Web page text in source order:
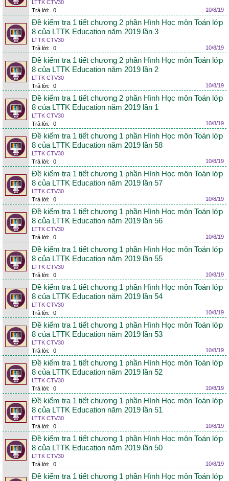
LTTK CTV30
Trả lời:
0 10/8/19
Đề kiểm tra 1 tiết chương 2 phần Hình Học môn Toán lớp
8 của LTTK Education năm 2019 lần 3
LTTK CTV30
Trả lời:
0 10/8/19
Đề kiểm tra 1 tiết chương 2 phần Hình Học môn Toán lớp
8 của LTTK Education năm 2019 lần 2
LTTK CTV30
Trả lời:
0 10/8/19
Đề kiểm tra 1 tiết chương 2 phần Hình Học môn Toán lớp
8 của LTTK Education năm 2019 lần 1
LTTK CTV30
Trả lời:
0 10/8/19
Đề kiểm tra 1 tiết chương 1 phần Hình Học môn Toán lớp
8 của LTTK Education năm 2019 lần 58
LTTK CTV30
Trả lời:
0 10/8/19
Đề kiểm tra 1 tiết chương 1 phần Hình Học môn Toán lớp
8 của LTTK Education năm 2019 lần 57
LTTK CTV30
Trả lời:
0 10/8/19
Đề kiểm tra 1 tiết chương 1 phần Hình Học môn Toán lớp
8 của LTTK Education năm 2019 lần 56
LTTK CTV30
Trả lời:
0 10/8/19
Đề kiểm tra 1 tiết chương 1 phần Hình Học môn Toán lớp
8 của LTTK Education năm 2019 lần 55
LTTK CTV30
Trả lời:
0 10/8/19
Đề kiểm tra 1 tiết chương 1 phần Hình Học môn Toán lớp
8 của LTTK Education năm 2019 lần 54
LTTK CTV30
Trả lời:
0 10/8/19
Đề kiểm tra 1 tiết chương 1 phần Hình Học môn Toán lớp
8 của LTTK Education năm 2019 lần 53
LTTK CTV30
Trả lời:
0 10/8/19
Đề kiểm tra 1 tiết chương 1 phần Hình Học môn Toán lớp
8 của LTTK Education năm 2019 lần 52
LTTK CTV30
Trả lời:
0 10/8/19
Đề kiểm tra 1 tiết chương 1 phần Hình Học môn Toán lớp
8 của LTTK Education năm 2019 lần 51
LTTK CTV30
Trả lời:
0 10/8/19
Đề kiểm tra 1 tiết chương 1 phần Hình Học môn Toán lớp
8 của LTTK Education năm 2019 lần 50
LTTK CTV30
Trả lời:
0 10/8/19
Đề kiểm tra 1 tiết chương 1 phần Hình Học môn Toán lớp